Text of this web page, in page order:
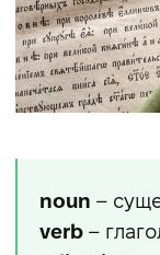
noun –
verb –